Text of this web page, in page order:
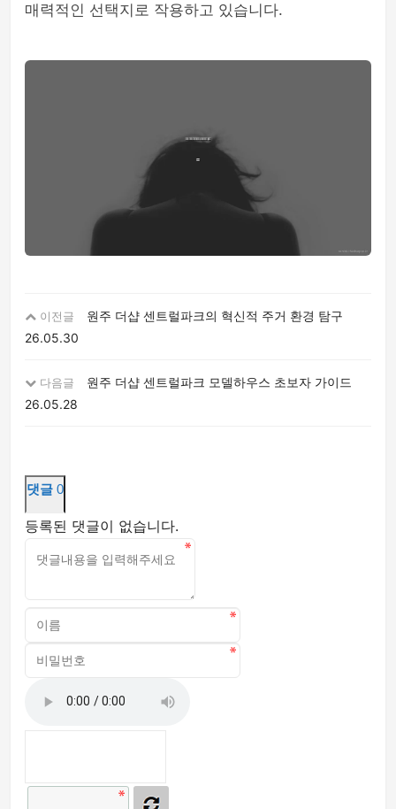
매력적인 선택지로 작용하고 있습니다.
이전글
원주 더샵 센트럴파크의 혁신적 주거 환경 탐구
26.05.30
다음글
원주 더샵 센트럴파크 모델하우스 초보자 가이드
26.05.28
댓글 0
등록된 댓글이 없습니다.